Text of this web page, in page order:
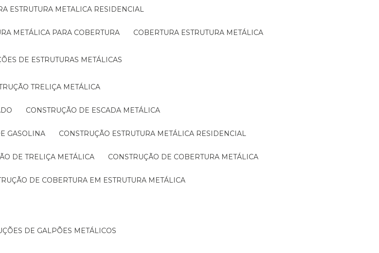
ESTRUTURA METALICA RESIDENCIAL
METÁLICA PARA COBERTURA COBERTURA ESTRUTURA METÁLICA
DE ESTRUTURAS METÁLICAS
TRELIÇA METÁLICA
CONSTRUÇÃO DE ESCADA METÁLICA
GASOLINA CONSTRUÇÃO ESTRUTURA METÁLICA RESIDENCIAL
DE TRELIÇA METÁLICA CONSTRUÇÃO DE COBERTURA METÁLICA
DE COBERTURA EM ESTRUTURA METÁLICA
DE GALPÕES METÁLICOS